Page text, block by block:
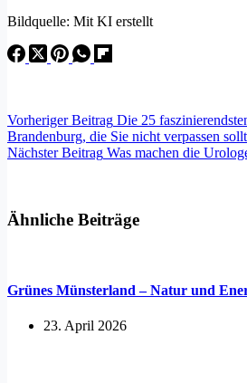
Bildquelle: Mit KI erstellt
VorherigerBeitrag Die 25
Brandenburg, die Sie nicht verpassen
NächsterBeitrag Was machen die
Ähnliche Beiträge
Grünes Münsterland – Natur und
23. April 2026